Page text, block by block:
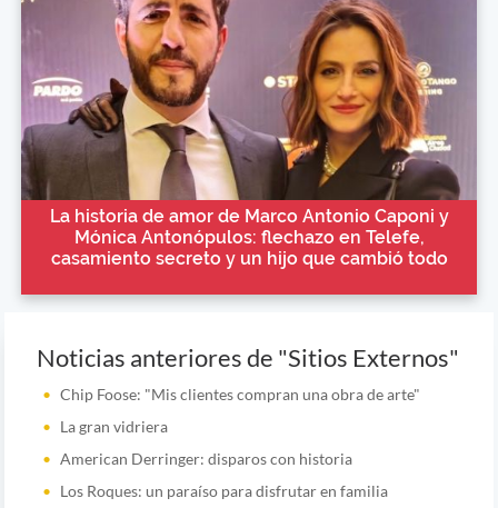
La historia de amor de Marco Antonio Caponi y
Mónica Antonópulos: flechazo en Telefe,
casamiento secreto y un hijo que cambió todo
Noticias anteriores de "Sitios Externos"
Chip Foose: "Mis clientes compran una obra de arte"
La gran vidriera
American Derringer: disparos con historia
Los Roques: un paraíso para disfrutar en familia